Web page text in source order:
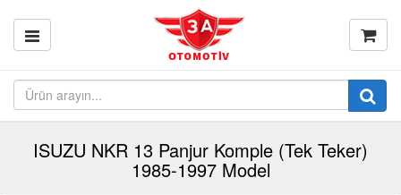
ISUZU NKR 13 Panjur Komple (Tek Teker)
1985-1997 Model